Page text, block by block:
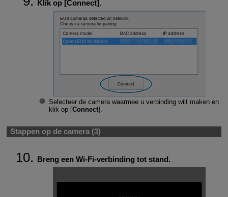
Klik op [Connect].
Selecteer de camera waarmee u verbinding wilt maken en
klik op [Connect].
Stappen op de camera (3)
Breng een Wi-Fi-verbinding tot stand.